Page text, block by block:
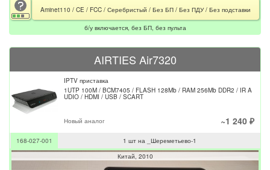
Aminet110 / CE / FCC / Серебристый / Без БП / Без ПДУ / Без подставки
б/у включается, без БП, без пульта
AIRTIES Air7320
IPTV приставка
1UTP 100M / BCM7405 / FLASH 128Mb / RAM 256Mb DDR2 / IR A
UDIO / HDMI / USB / SCART
Новый аналог ~1 240 ₽
168-027-001
1 шт на _Шереметьево-1
Китай 2010